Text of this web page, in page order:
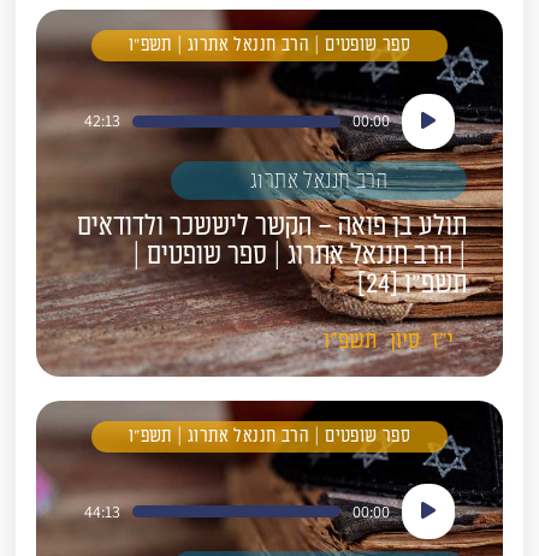
ספר שופטים | הרב חננאל אתרוג | תשפ"ו
נגן
אודיו
00:00
42:13
הרב חננאל אתרוג
תולע בן פואה – הקשר ליששכר ולדודאים
| הרב חננאל אתרוג | ספר שופטים |
תשפ"ו [24]
י"ז סיון תשפ"ו
ספר שופטים | הרב חננאל אתרוג | תשפ"ו
נגן
אודיו
00:00
44:13